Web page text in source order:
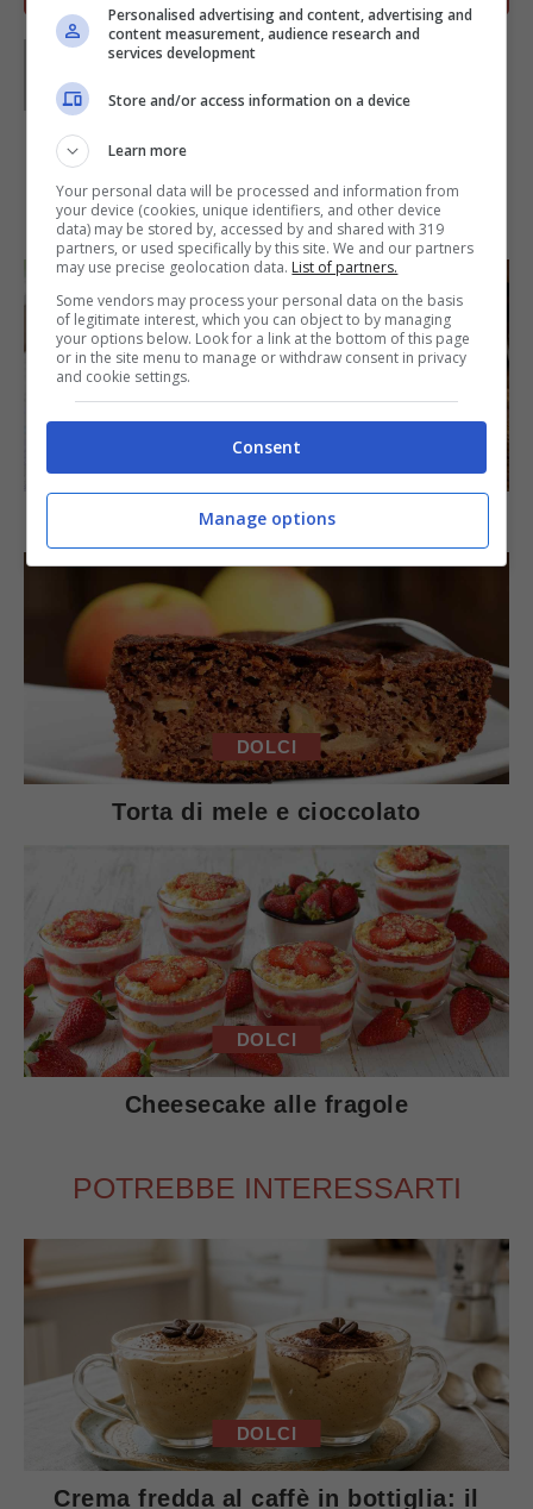
Parole diKati Irrente
appassionata del vivere green e della buona cucina,
IN PRIMO PIANO
SECONDI PIATTI
Arista di maiale al latte
DOLCI
Torta di mele e cioccolato
DOLCI
Cheesecake alle fragole
POTREBBE INTERESSARTI
DOLCI
Crema fredda al caffè in bottiglia: il
Personalised advertising and content, advertising and
content measurement, audience research and
services development
Store and/or access information on a device
Learn more
Your personal data will be processed and information from
your device (cookies, unique identifiers, and other device
data) may be stored by, accessed by and shared with 319
partners, or used specifically by this site. We and our partners
may use precise geolocation data. List of partners.
Some vendors may process your personal data on the basis
of legitimate interest, which you can object to by managing
your options below. Look for a link at the bottom of this page
or in the site menu to manage or withdraw consent in privacy
and cookie settings.
Consent
Manage options